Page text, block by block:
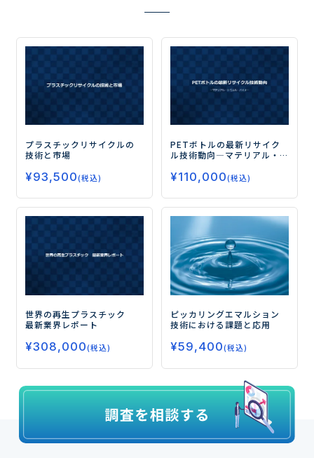
プラスチックリサイクルの
技術と市場
¥93,500(税込)
PETボトルの最新リサイク
ル技術動向―マテリアル・
¥110,000(税込)
世界の再生プラスチック
最新業界レポート
¥308,000(税込)
ピッカリングエマルション
技術における課題と応用
¥59,400(税込)